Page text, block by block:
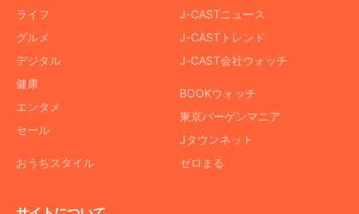
ライフ
グルメ
デジタル
健康
エンタメ
セール
おうちスタイル
J-CASTニュース
J-CASTトレンド
J-CAST会社ウォッチ
BOOKウォッチ
東京バーゲンマニア
Jタウンネット
ゼロまる